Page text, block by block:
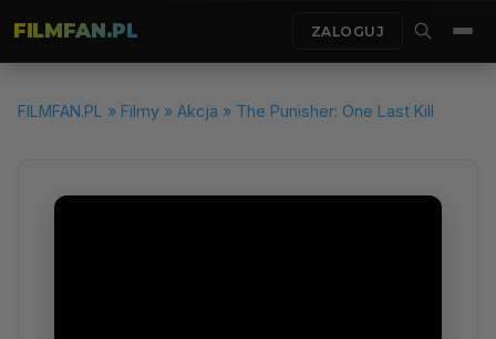
FILMFAN.PL ZALOGUJ
FILMFAN.PL » Filmy » Akcja » The Punisher: One Last Kill